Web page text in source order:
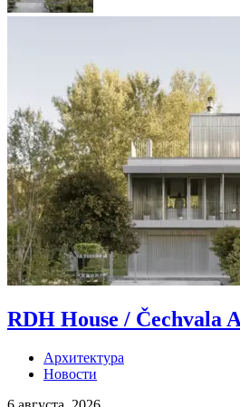
RDH House / Čechvala
Архитектура
Новости